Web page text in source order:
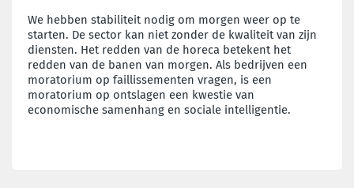
We hebben stabiliteit nodig om morgen weer op te
starten. De sector kan niet zonder de kwaliteit van zijn
diensten. Het redden van de horeca betekent het
redden van de banen van morgen. Als bedrijven een
moratorium op faillissementen vragen, is een
moratorium op ontslagen een kwestie van
economische samenhang en sociale intelligentie.